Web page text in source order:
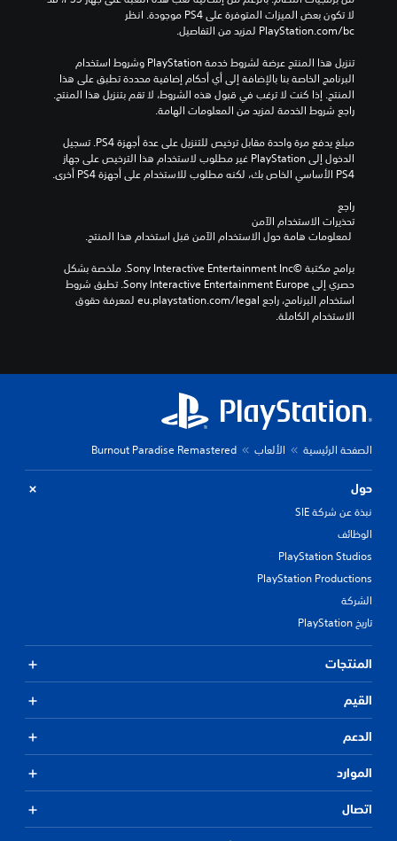
‎PlayStation.com/bc لمزيد من التفاصيل.
راجع شروط الخدمة لمزيد من المعلومات الهامة.
PS4 الأساسي الخاص بك، لكنه مطلوب للاستخدام على أجهزة PS4 أخرى.
راجع
تحذيرات الاستخدام الآمن
الاستخدام الكاملة.
الصفحة الرئيسية الألعاب Burnout Paradise Remastered
حول
نبذة عن شركة SIE
الوظائف
PlayStation Studios
PlayStation Productions
الشركة
تاريخ PlayStation
المنتجات
القيم
الدعم
الموارد
اتصال